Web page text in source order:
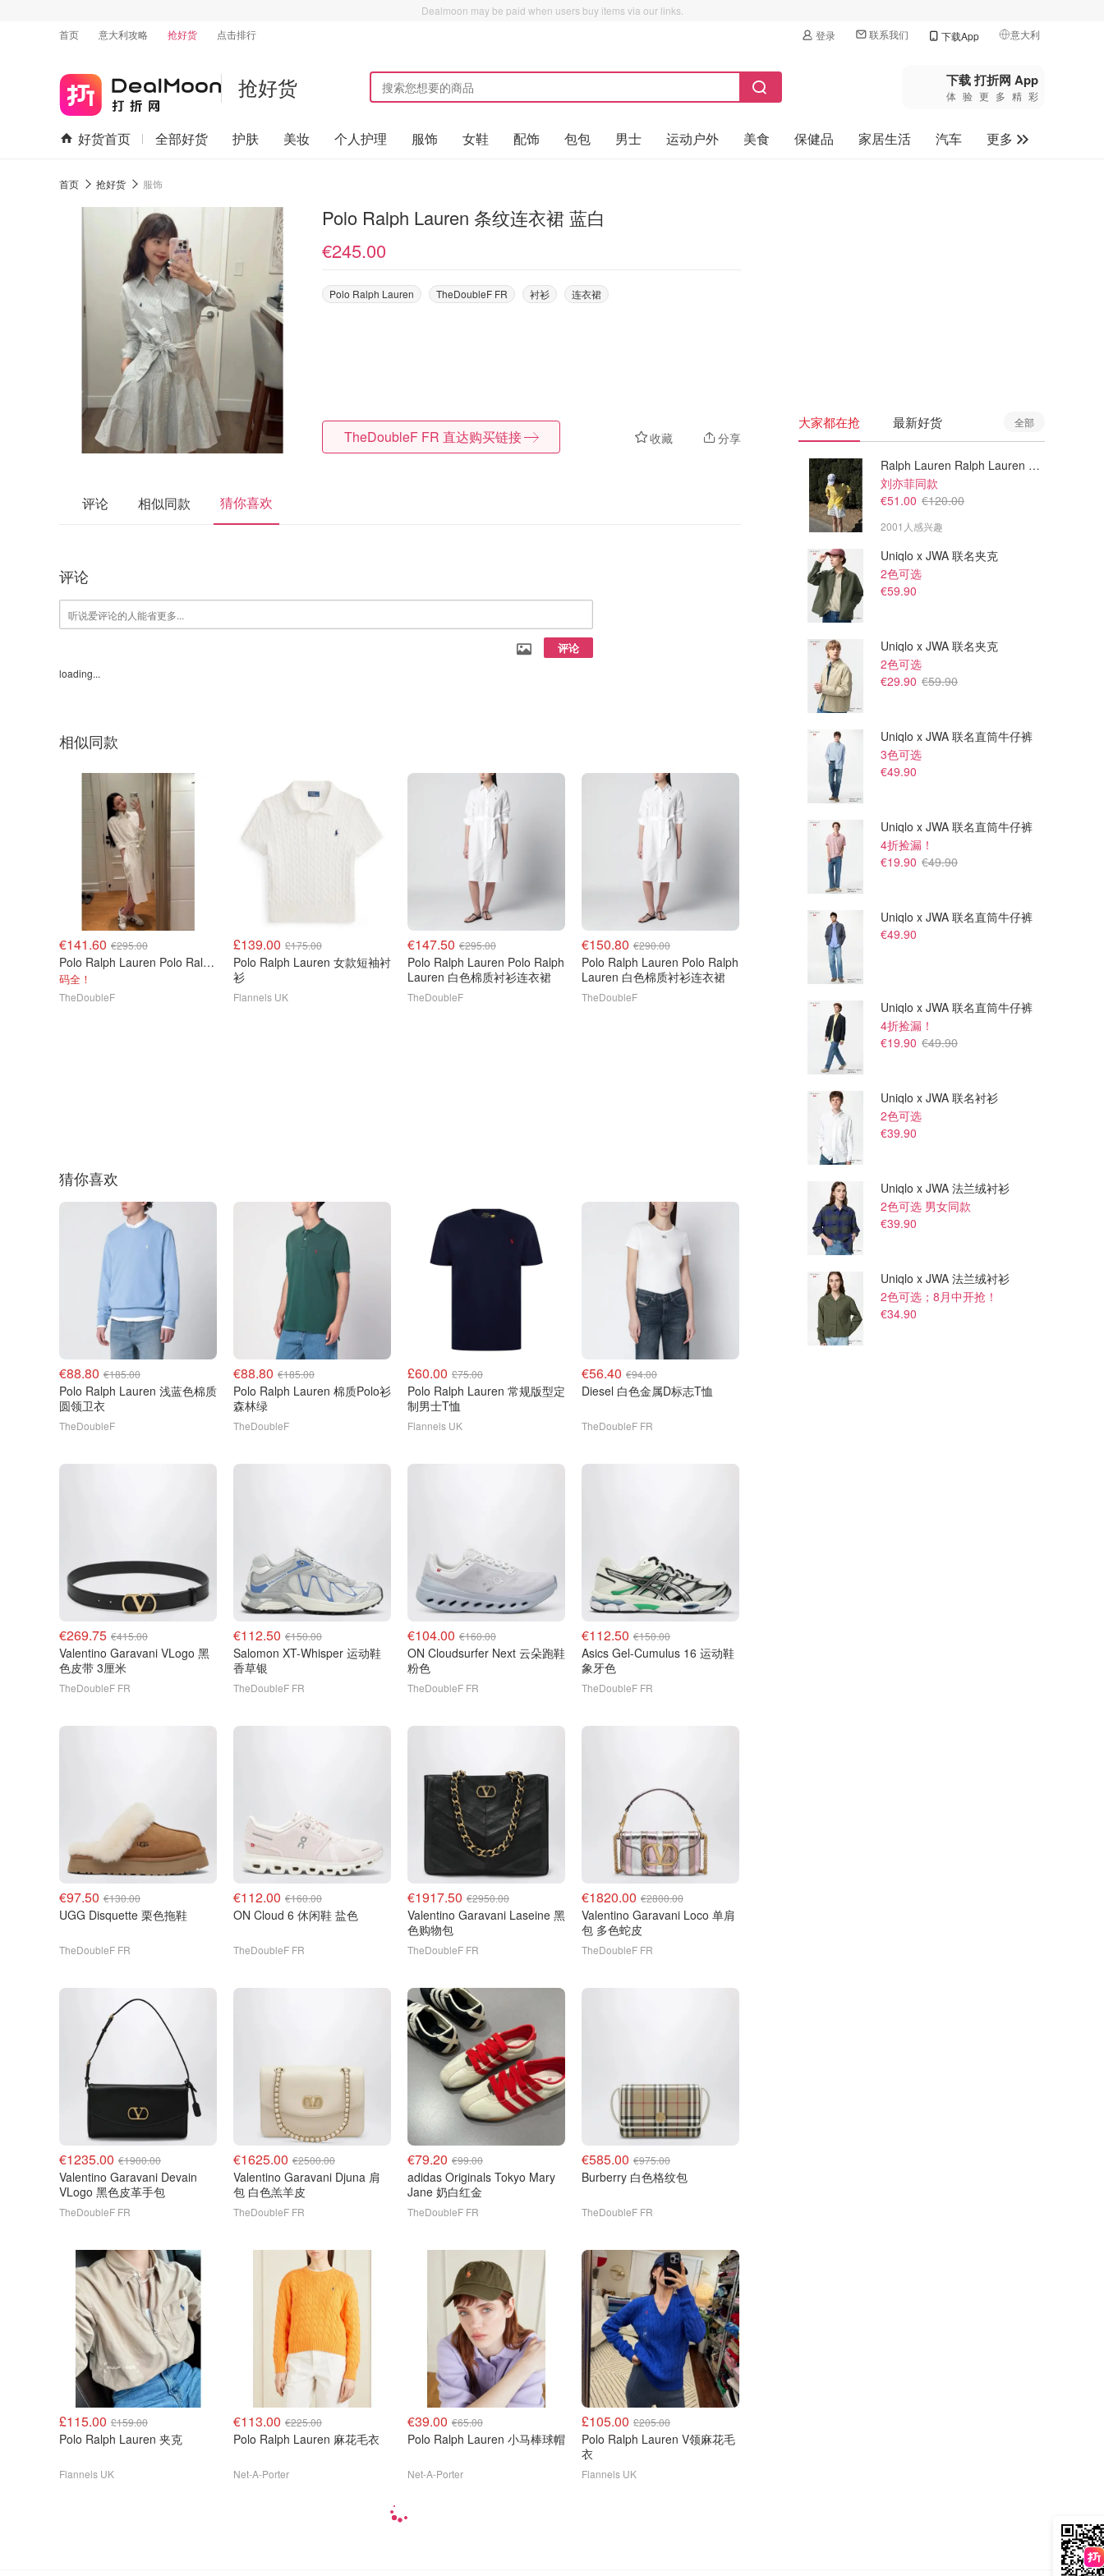
Dealmoon may be paid when users buy items via our links.
首页
意大利攻略 抢好货 点击排行 登录 联系我们 下载App 意大利
🇺🇸美国
🇨🇳中国
🇨🇦加拿大
抢好货 下载 打折网 App
体验更多精彩
好货首页 全部好货 护肤 美妆 个人护理 服饰 女鞋 配饰 包包 男士 运动户外 美食 保健品 家居生活 汽车
更多
首页 抢好货 服饰
Polo Ralph Lauren 条纹连衣裙 蓝白
€245.00
Polo Ralph Lauren TheDoubleF FR 衬衫 连衣裙
收藏 分享
TheDoubleF FR 直达购买链接
评论 相似同款 猜你喜欢
评论
评论
loading...
相似同款
€141.60 €295.00
Polo Ralph Lauren Polo Ralph Lauren 白色棉质衬衫连衣裙
码全！
TheDoubleF
£139.00 £175.00
Polo Ralph Lauren 女款短袖衬
衫
Flannels UK
€147.50 €295.00
Polo Ralph Lauren Polo Ralph
Lauren 白色棉质衬衫连衣裙
TheDoubleF
€150.80 €290.00
Polo Ralph Lauren Polo Ralph
Lauren 白色棉质衬衫连衣裙
TheDoubleF
€285.00
Polo Ralph Lauren 小马衬衫裙
猜你喜欢
€88.80 €185.00
Polo Ralph Lauren 浅蓝色棉质
圆领卫衣
TheDoubleF
€88.80 €185.00
Polo Ralph Lauren 棉质Polo衫
森林绿
TheDoubleF
£60.00 £75.00
Polo Ralph Lauren 常规版型定
制男士T恤
Flannels UK
€56.40 €94.00
Diesel 白色金属D标志T恤
TheDoubleF FR
€269.75 €415.00
Valentino Garavani VLogo 黑
色皮带 3厘米
TheDoubleF FR
€112.50 €150.00
Salomon XT-Whisper 运动鞋
香草银
TheDoubleF FR
€104.00 €160.00
ON Cloudsurfer Next 云朵跑鞋
粉色
TheDoubleF FR
€112.50 €150.00
Asics Gel-Cumulus 16 运动鞋
象牙色
TheDoubleF FR
€97.50 €130.00
UGG Disquette 栗色拖鞋
TheDoubleF FR
€112.00 €160.00
ON Cloud 6 休闲鞋 盐色
TheDoubleF FR
€1917.50 €2950.00
Valentino Garavani Laseine 黑
色购物包
TheDoubleF FR
€1820.00 €2800.00
Valentino Garavani Loco 单肩
包 多色蛇皮
TheDoubleF FR
€1235.00 €1900.00
Valentino Garavani Devain
VLogo 黑色皮革手包
TheDoubleF FR
€1625.00 €2500.00
Valentino Garavani Djuna 肩
包 白色羔羊皮
TheDoubleF FR
€79.20 €99.00
adidas Originals Tokyo Mary
Jane 奶白红金
TheDoubleF FR
€585.00 €975.00
Burberry 白色格纹包
TheDoubleF FR
£115.00 £159.00
Polo Ralph Lauren 夹克
Flannels UK
€113.00 €225.00
Polo Ralph Lauren 麻花毛衣
Net-A-Porter
€39.00 €65.00
Polo Ralph Lauren 小马棒球帽
Net-A-Porter
£105.00 £205.00
Polo Ralph Lauren V领麻花毛
衣
Flannels UK
大家都在抢 最新好货 全部
Ralph Lauren Ralph Lauren 男童亚麻衬衫
刘亦菲同款
€51.00 €120.00
2001人感兴趣
Uniqlo x JWA 联名夹克
2色可选
€59.90
Uniqlo x JWA 联名夹克
2色可选
€29.90 €59.90
Uniqlo x JWA 联名直筒牛仔裤
3色可选
€49.90
Uniqlo x JWA 联名直筒牛仔裤
4折捡漏！
€19.90 €49.90
Uniqlo x JWA 联名直筒牛仔裤
€49.90
Uniqlo x JWA 联名直筒牛仔裤
4折捡漏！
€19.90 €49.90
Uniqlo x JWA 联名衬衫
2色可选
€39.90
Uniqlo x JWA 法兰绒衬衫
2色可选 男女同款
€39.90
Uniqlo x JWA 法兰绒衬衫
2色可选；8月中开抢！
€34.90